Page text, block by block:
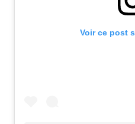
Voir ce post